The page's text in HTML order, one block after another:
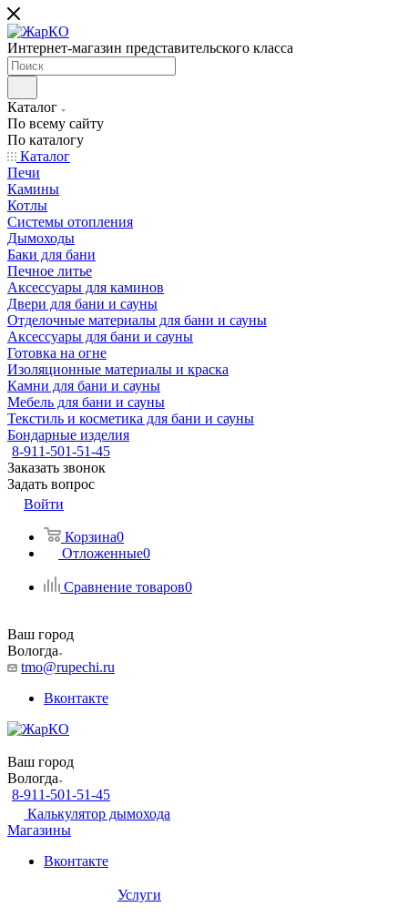
Интернет-магазин представительского класса
Каталог
По всему сайту
По каталогу
Каталог
Печи
Камины
Котлы
Системы отопления
Дымоходы
Баки для бани
Печное литье
Аксессуары для каминов
Двери для бани и сауны
Отделочные материалы для бани и сауны
Аксессуары для бани и сауны
Готовка на огне
Изоляционные материалы и краска
Камни для бани и сауны
Мебель для бани и сауны
Текстиль и косметика для бани и сауны
Бондарные изделия
8-911-501-51-45
Заказать звонок
Задать вопрос
Войти
Корзина0
Отложенные0
Сравнение товаров0
Ваш город
Вологда
tmo@rupechi.ru
Вконтакте
Ваш город
Вологда
8-911-501-51-45
Калькулятор дымохода
Магазины
Вконтакте
Услуги